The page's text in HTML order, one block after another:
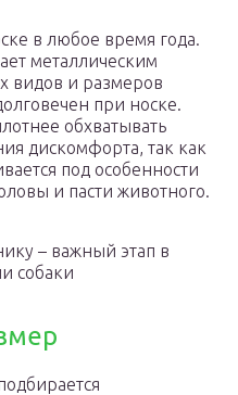
в любое время года.
металлическим
видов и размеров
при носке.
обхватывать
дискомфорта, так как
под особенности
и пасти животного.
– важный этап в
собаки